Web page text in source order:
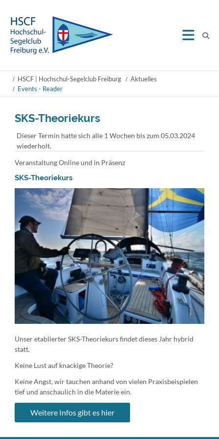
HSCF | Hochschul-Segelclub Freiburg
Aktuelles
Events - Reader
SKS-Theoriekurs
Dieser Termin hatte sich alle 1 Wochen bis zum 05.03.2024
wiederholt.
Veranstaltung Online und in Präsenz
SKS-Theoriekurs
Unser etablierter SKS-Theoriekurs findet dieses Jahr hybrid
statt.
Keine Lust auf knackige Theorie?
Keine Angst, wir tauchen anhand von vielen Praxisbeispielen
tief und anschaulich in die Materie ein.
Weitere Infos gibt es hier